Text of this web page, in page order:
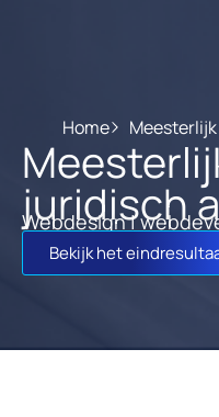
Home
juridisch
Webdesign |
Bekijk het